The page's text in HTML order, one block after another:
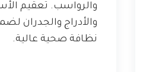
والرواسب. تعقيم
والأدراج والجدران
نظافة صحية عالية.